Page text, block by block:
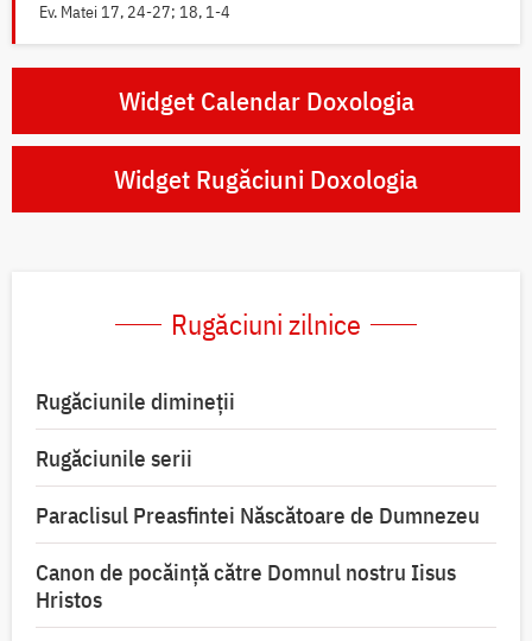
Ev. Matei 17, 24-27; 18, 1-4
Widget Calendar Doxologia
Widget Rugăciuni Doxologia
Rugăciuni zilnice
Rugăciunile dimineții
Rugăciunile serii
Paraclisul Preasfintei Născătoare de Dumnezeu
Canon de pocăință către Domnul nostru Iisus
Hristos